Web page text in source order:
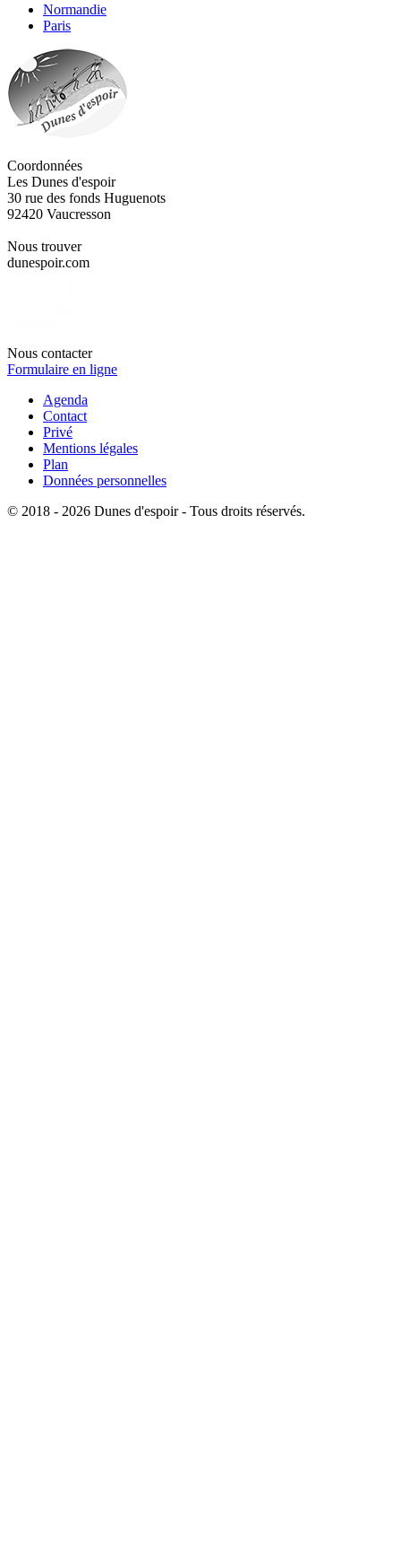
Normandie
Paris
Coordonnées
Les Dunes d'espoir
30 rue des fonds Huguenots
92420 Vaucresson
Nous trouver
dunespoir.com
Nous contacter
Formulaire en ligne
Agenda
Contact
Privé
Mentions légales
Plan
Données personnelles
© 2018 - 2026 Dunes d'espoir - Tous droits réservés.